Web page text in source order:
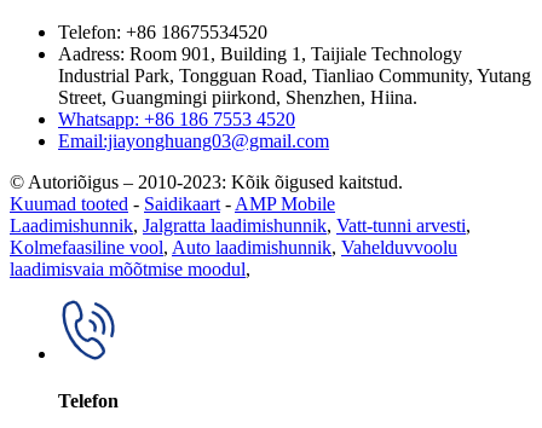
Telefon: +86 18675534520
Aadress: Room 901, Building 1, Taijiale Technology
Industrial Park, Tongguan Road, Tianliao Community, Yutang
Street, Guangmingi piirkond, Shenzhen, Hiina.
Whatsapp: +86 186 7553 4520
Email:jiayonghuang03@gmail.com
© Autoriõigus – 2010-2023: Kõik õigused kaitstud.
Kuumad tooted - Saidikaart - AMP Mobile
Laadimishunnik, Jalgratta laadimishunnik, Vatt-tunni arvesti,
Kolmefaasiline vool, Auto laadimishunnik, Vahelduvvoolu
laadimisvaia mõõtmise moodul,
Telefon